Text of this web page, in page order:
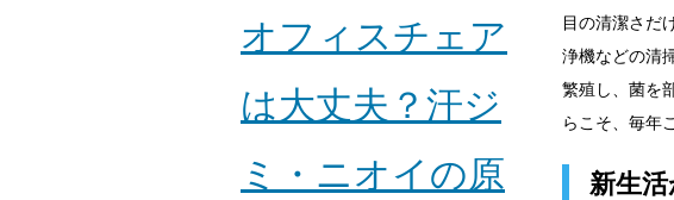
目の清潔さだ
浄機などの清
繁殖し、菌を
らこそ、毎年
新生
オフィスチェア
は大丈夫？汗ジ
ミ・ニオイの原